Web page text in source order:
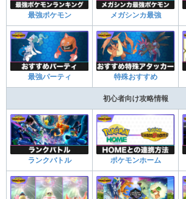
最強ポケモン メガシンカ最強
最強パーティ 特殊おすすめ
初心者向け攻略情報
ランクバトル ポケモンホーム